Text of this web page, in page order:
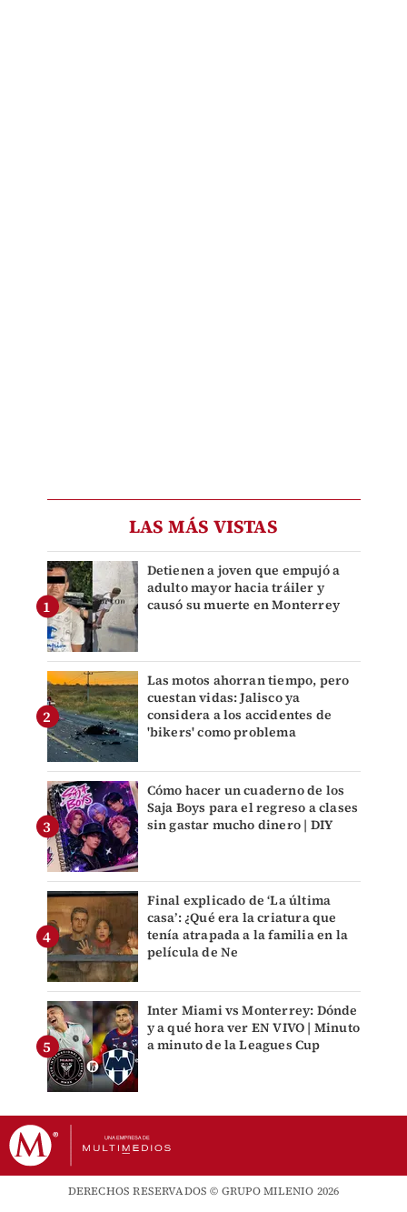
LAS MÁS VISTAS
Detienen a joven que empujó a
adulto mayor hacia tráiler y
causó su muerte en Monterrey
Las motos ahorran tiempo, pero
cuestan vidas: Jalisco ya
considera a los accidentes de
'bikers' como problema
Cómo hacer un cuaderno de los
Saja Boys para el regreso a clases
sin gastar mucho dinero | DIY
Final explicado de ‘La última
casa’: ¿Qué era la criatura que
tenía atrapada a la familia en la
película de Ne
Inter Miami vs Monterrey: Dónde
y a qué hora ver EN VIVO | Minuto
a minuto de la Leagues Cup
DERECHOS RESERVADOS © GRUPO MILENIO 2026